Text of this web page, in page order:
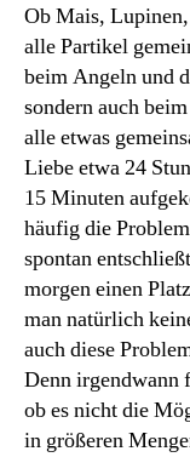
Ob Mais,
alle Partikel
beim Angeln und
sondern auch
alle etwas
Liebe etwa 24
15 Minuten
häufig die
spontan
morgen einen
man natürlich
auch diese
Denn irgendwann
ob es nicht die
in größeren